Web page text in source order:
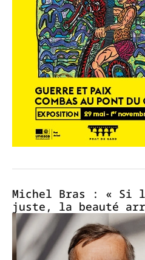
Michel Bras : « Si
juste, la beauté